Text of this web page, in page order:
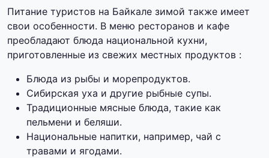
Питание туристов на Байкале зимой также имеет
свои особенности. В меню ресторанов и кафе
преобладают блюда национальной кухни,
приготовленные из свежих местных продуктов :
Блюда из рыбы и морепродуктов.
Сибирская уха и другие рыбные супы.
Традиционные мясные блюда, такие как
пельмени и беляши.
Национальные напитки, например, чай с
травами и ягодами.